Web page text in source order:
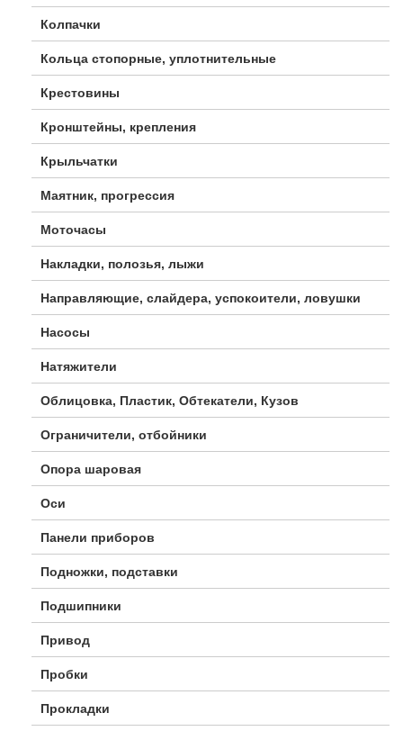
Колпачки
Кольца стопорные, уплотнительные
Крестовины
Кронштейны, крепления
Крыльчатки
Маятник, прогрессия
Моточасы
Накладки, полозья, лыжи
Направляющие, слайдера, успокоители, ловушки
Насосы
Натяжители
Облицовка, Пластик, Обтекатели, Кузов
Ограничители, отбойники
Опора шаровая
Оси
Панели приборов
Подножки, подставки
Подшипники
Привод
Пробки
Прокладки